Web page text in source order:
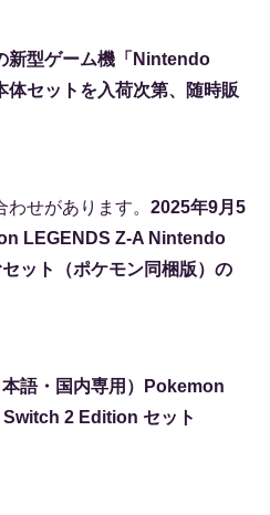
新型ゲーム機「Nintendo
セットを入荷次第、随時販
せがあります。 2025年9月5
LEGENDS Z-A Nintendo
ット（ポケモン同梱版）の
語・国内専用）Pokemon
2 Edition セット